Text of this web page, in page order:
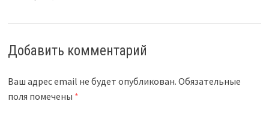
Добавить комментарий
Ваш адрес email не будет опубликован. Обязательные
поля помечены *